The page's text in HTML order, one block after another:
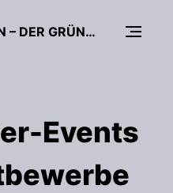
BESSER GRÜNDEN – DER GRÜNDUNGS-PODCAST (FÜR UNTERNEHMER, FREIBERUFLER & START-UPS)
Events